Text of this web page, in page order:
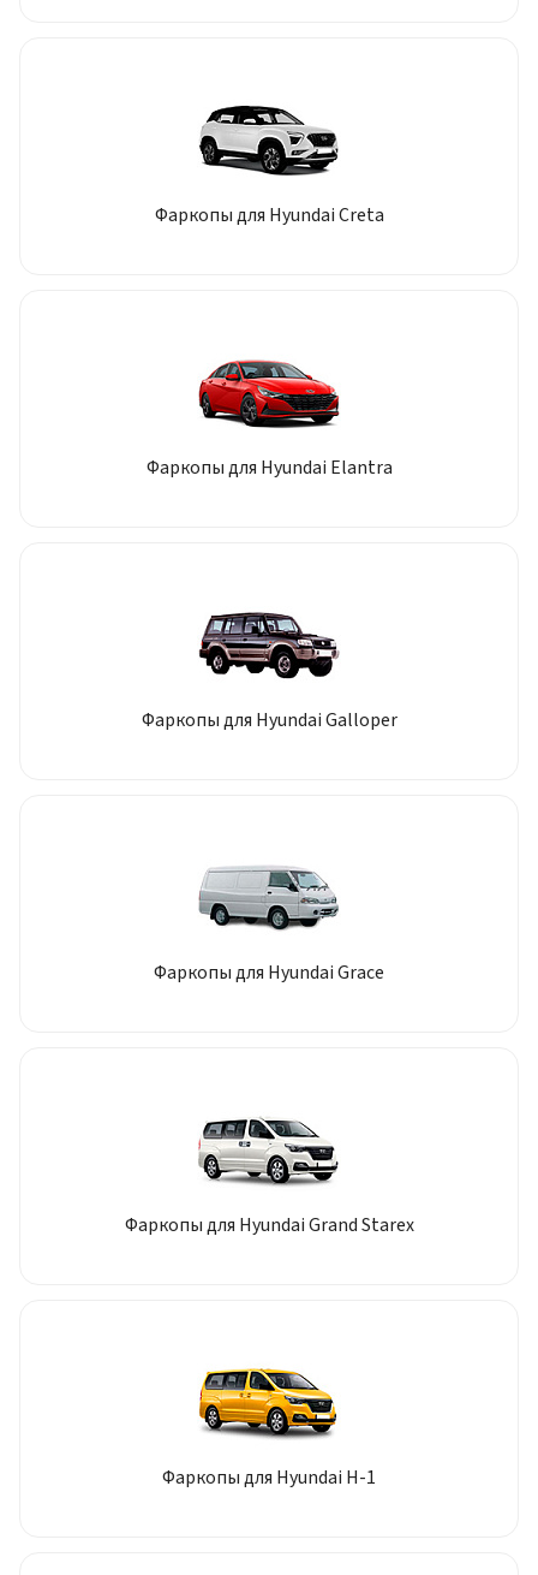
Фаркопы для Hyundai Creta
Фаркопы для Hyundai Elantra
Фаркопы для Hyundai Galloper
Фаркопы для Hyundai Grace
Фаркопы для Hyundai Grand Starex
Фаркопы для Hyundai H-1